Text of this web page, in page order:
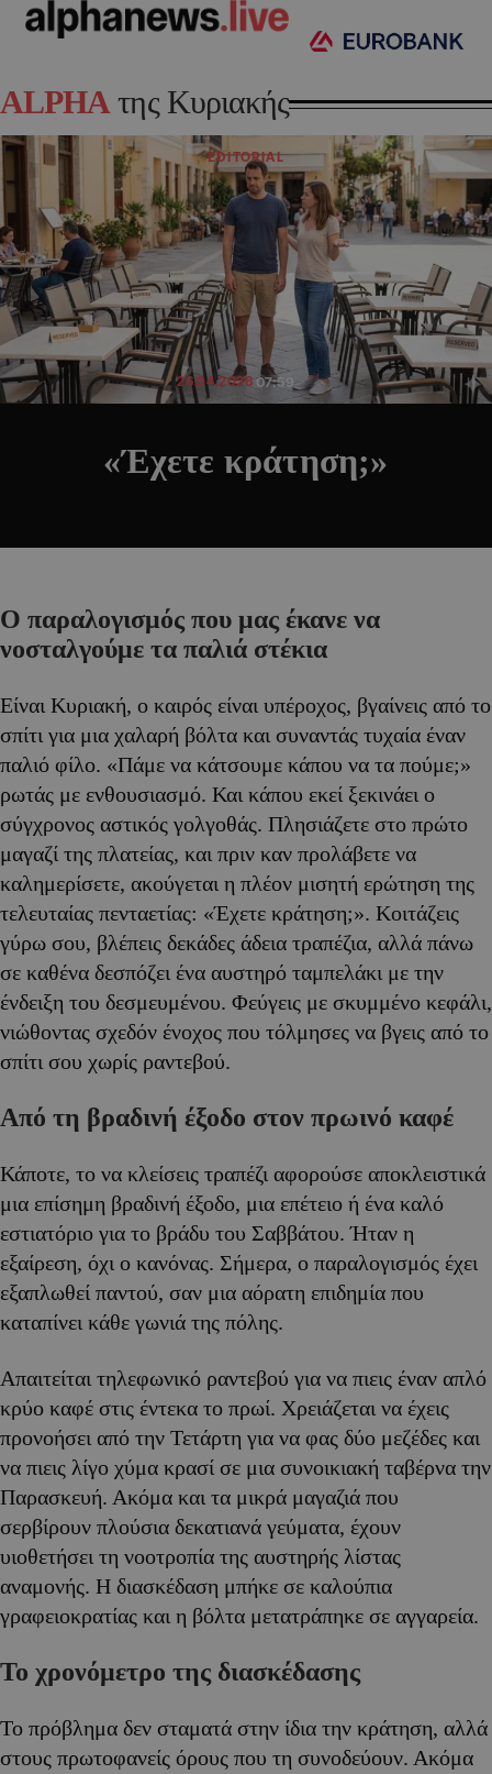
ALPHA της Κυριακής
EDITORIAL
26.04.2026 07:59
«Έχετε κράτηση;»
Ο παραλογισμός που μας έκανε να
νοσταλγούμε τα παλιά στέκια
Είναι Κυριακή, ο καιρός είναι υπέροχος, βγαίνεις από το
σπίτι για μια χαλαρή βόλτα και συναντάς τυχαία έναν
παλιό φίλο. «Πάμε να κάτσουμε κάπου να τα πούμε;»
ρωτάς με ενθουσιασμό. Και κάπου εκεί ξεκινάει ο
σύγχρονος αστικός γολγοθάς. Πλησιάζετε στο πρώτο
μαγαζί της πλατείας, και πριν καν προλάβετε να
καλημερίσετε, ακούγεται η πλέον μισητή ερώτηση της
τελευταίας πενταετίας: «Έχετε κράτηση;». Κοιτάζεις
γύρω σου, βλέπεις δεκάδες άδεια τραπέζια, αλλά πάνω
σε καθένα δεσπόζει ένα αυστηρό ταμπελάκι με την
ένδειξη του δεσμευμένου. Φεύγεις με σκυμμένο κεφάλι,
νιώθοντας σχεδόν ένοχος που τόλμησες να βγεις από το
σπίτι σου χωρίς ραντεβού.
Από τη βραδινή έξοδο στον πρωινό καφέ
Κάποτε, το να κλείσεις τραπέζι αφορούσε αποκλειστικά
μια επίσημη βραδινή έξοδο, μια επέτειο ή ένα καλό
εστιατόριο για το βράδυ του Σαββάτου. Ήταν η
εξαίρεση, όχι ο κανόνας. Σήμερα, ο παραλογισμός έχει
εξαπλωθεί παντού, σαν μια αόρατη επιδημία που
καταπίνει κάθε γωνιά της πόλης.
Απαιτείται τηλεφωνικό ραντεβού για να πιεις έναν απλό
κρύο καφέ στις έντεκα το πρωί. Χρειάζεται να έχεις
προνοήσει από την Τετάρτη για να φας δύο μεζέδες και
να πιεις λίγο χύμα κρασί σε μια συνοικιακή ταβέρνα την
Παρασκευή. Ακόμα και τα μικρά μαγαζιά που
σερβίρουν πλούσια δεκατιανά γεύματα, έχουν
υιοθετήσει τη νοοτροπία της αυστηρής λίστας
αναμονής. Η διασκέδαση μπήκε σε καλούπια
γραφειοκρατίας και η βόλτα μετατράπηκε σε αγγαρεία.
Το χρονόμετρο της διασκέδασης
Το πρόβλημα δεν σταματά στην ίδια την κράτηση, αλλά
στους πρωτοφανείς όρους που τη συνοδεύουν. Ακόμα